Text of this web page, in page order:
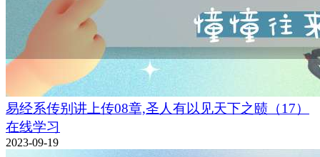
易经系传别讲上传08章,圣人有以见天下之赜（17）
在线学习
2023-09-19